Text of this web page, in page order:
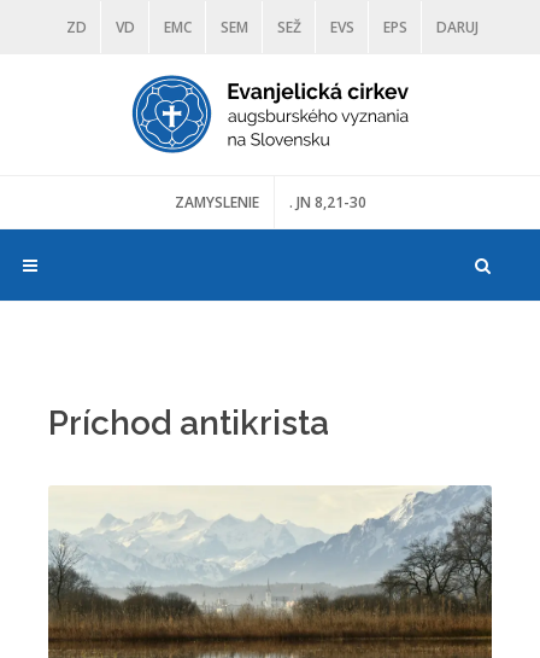
ZD VD EMC SEM SEŽ EVS EPS DARUJ
DIAKONIA ŠKOLY TRANOSCIUS
ZAMYSLENIE . JN 8,21-30
Príchod antikrista